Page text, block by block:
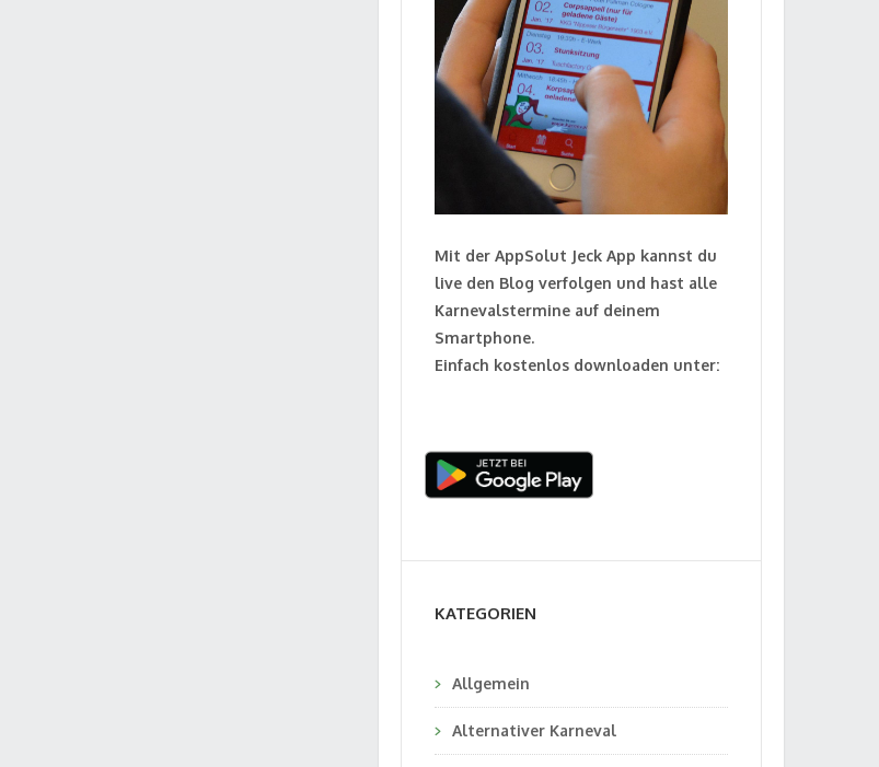
Mit der AppSolut Jeck App kannst du
live den Blog verfolgen und hast alle
Karnevalstermine auf deinem
Smartphone.
Einfach kostenlos downloaden unter:
KATEGORIEN
Allgemein
Alternativer Karneval